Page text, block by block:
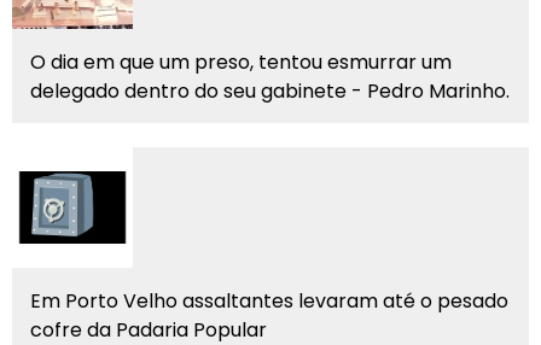
O dia em que um preso, tentou esmurrar um
delegado dentro do seu gabinete - Pedro Marinho.
Em Porto Velho assaltantes levaram até o pesado
cofre da Padaria Popular